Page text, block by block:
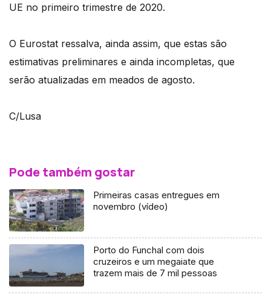
UE no primeiro trimestre de 2020.
O Eurostat ressalva, ainda assim, que estas são
estimativas preliminares e ainda incompletas, que
serão atualizadas em meados de agosto.
C/Lusa
Pode também gostar
Primeiras casas entregues em
novembro (vídeo)
Porto do Funchal com dois
cruzeiros e um megaiate que
trazem mais de 7 mil pessoas